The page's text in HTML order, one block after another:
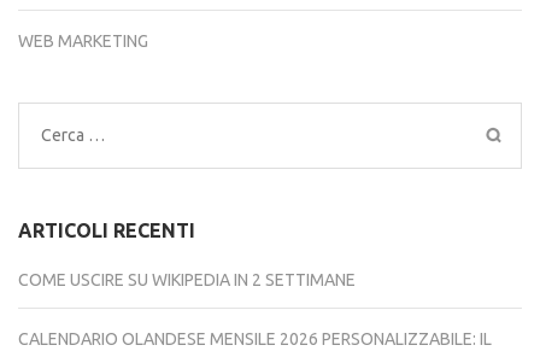
WEB MARKETING
Ricerca
per:
ARTICOLI RECENTI
COME USCIRE SU WIKIPEDIA IN 2 SETTIMANE
CALENDARIO OLANDESE MENSILE 2026 PERSONALIZZABILE: IL